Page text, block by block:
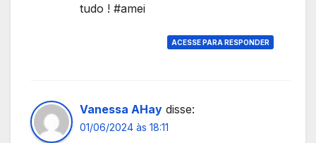
tudo ! #amei
ACESSE PARA RESPONDER
Vanessa AHay disse:
01/06/2024 às 18:11